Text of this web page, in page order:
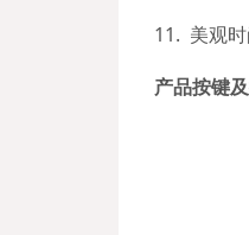
11. 美观时
产品按键